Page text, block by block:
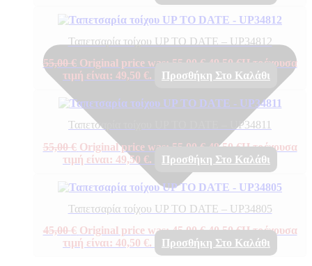
Ταπετσαρία τοίχου UP TO DATE – UP34812
55,00€ Original price was: 55,00 €. 49,50 €Η τρέχουσα
τιμή είναι: 49,50 €.
Προσθήκη Στο Καλάθι
Ταπετσαρία τοίχου UP TO DATE – UP34811
55,00€ Original price was: 55,00 €. 49,50€Η τρέχουσα
τιμή είναι: 49,50 €.
Προσθήκη Στο Καλάθι
Ταπετσαρία τοίχου UP TO DATE – UP34805
45,00€ Original price was: 45,00 €.40,50€Η τρέχουσα
τιμή είναι: 40,50 €.
Προσθήκη Στο Καλάθι